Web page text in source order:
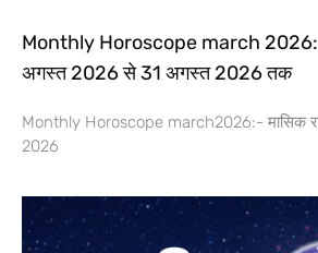
Monthly Horoscope march 2026:-
अगस्त 2026 से 31 अगस्त 2026 तक
Monthly Horoscope march2026:- मासिक
2026